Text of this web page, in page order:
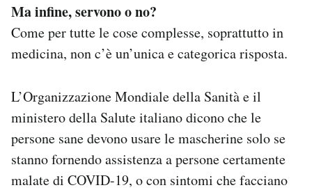
Ma infine, servono o no?
Come per tutte le cose complesse, soprattutto in
medicina, non c’è un’unica e categorica risposta.
L’Organizzazione Mondiale della Sanità e il
ministero della Salute italiano dicono che le
persone sane devono usare le mascherine solo se
stanno fornendo assistenza a persone certamente
malate di COVID-19, o con sintomi che facciano